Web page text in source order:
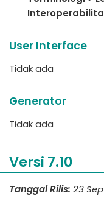
User Interface
Tidak ada
Generator
Tidak ada
Versi 7.10
Tanggal Rilis: 23